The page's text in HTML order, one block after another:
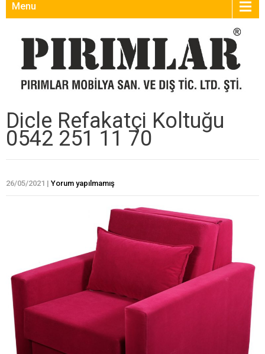
Menu
Dicle Refakatçi Koltuğu
0542 251 11 70
26/05/2021 | Yorum yapılmamış